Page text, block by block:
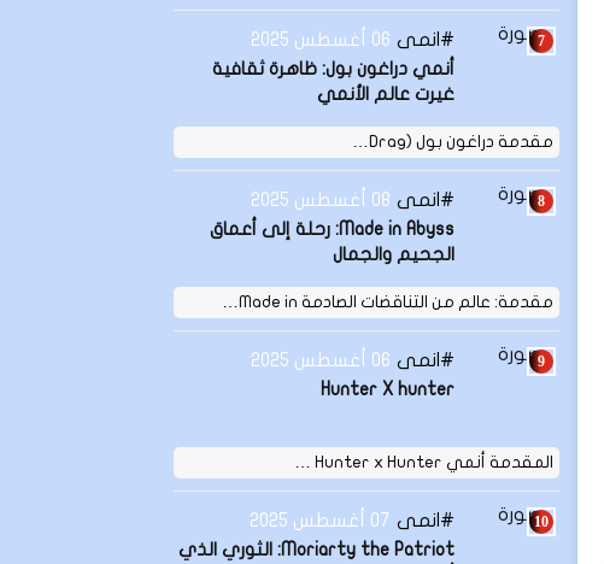
انمى 06 أغسطس 2025
أنمي دراغون بول: ظاهرة ثقافية
غيرت عالم الأنمي
مقدمة دراغون بول (Drag…
انمى 08 أغسطس 2025
Made in Abyss: رحلة إلى أعماق
الجحيم والجمال
مقدمة: عالم من التناقضات الصادمة Made in…
انمى 06 أغسطس 2025
Hunter X hunter
المقدمة أنمي Hunter x Hunter …
انمى 07 أغسطس 2025
Moriarty the Patriot: الثوري الذي